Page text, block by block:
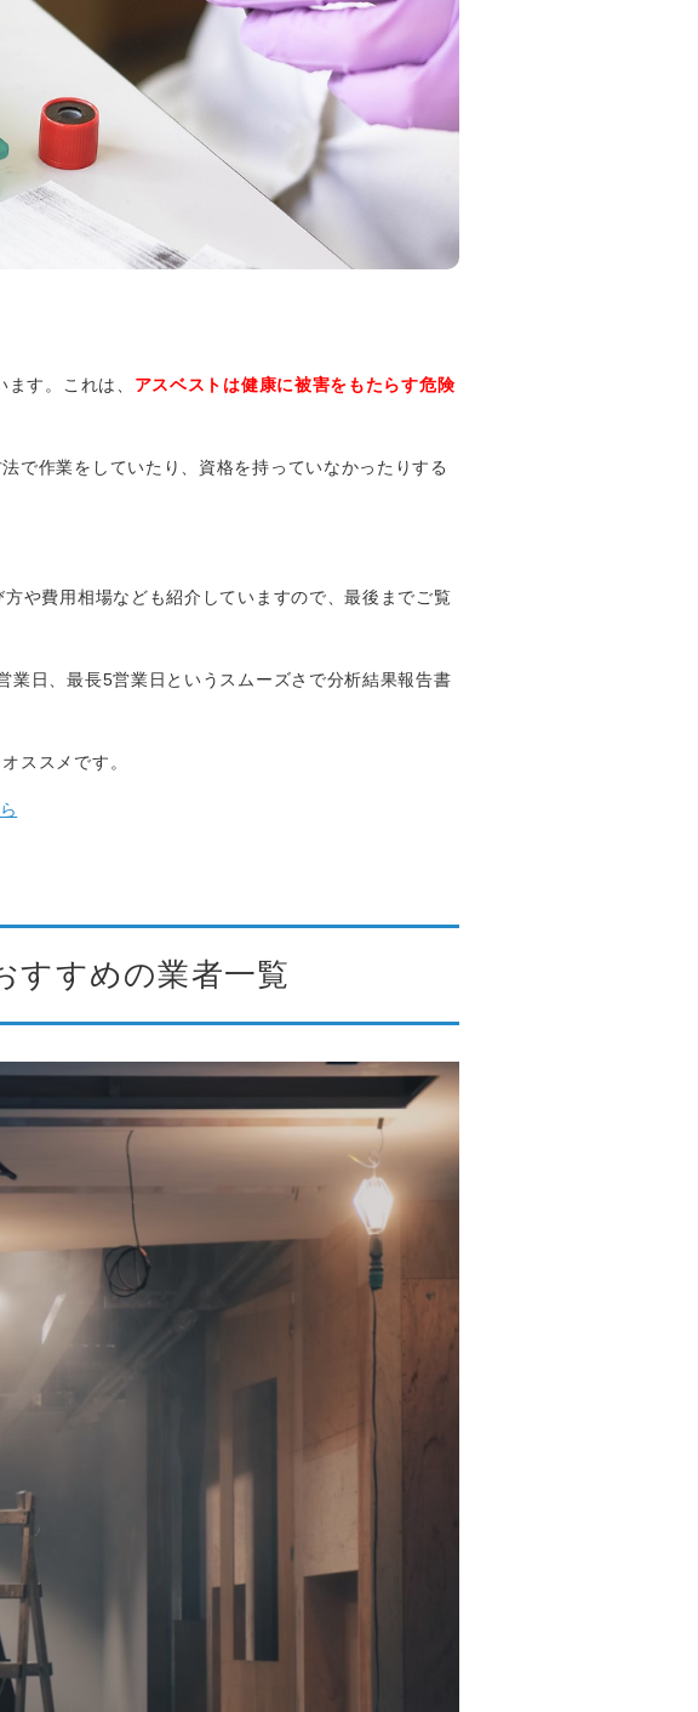
す。これは、 アスベストは健康に被害をもたらす危険
で作業をしていたり、資格を持っていなかったりする
や費用相場なども紹介していますので、最後までご覧
業日、最長5営業日というスムーズさで分析結果報告書
ススメです。
すすめの業者一覧